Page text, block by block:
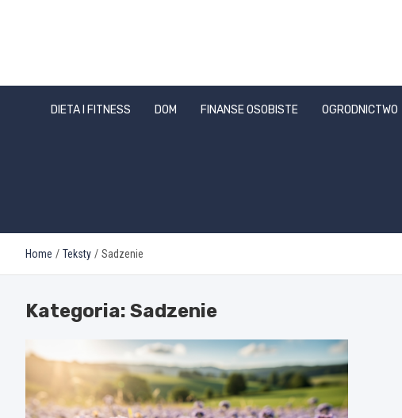
DIETA I FITNESS DOM FINANSE OSOBISTE OGRODNICTWO
Home Teksty Sadzenie
Kategoria: Sadzenie